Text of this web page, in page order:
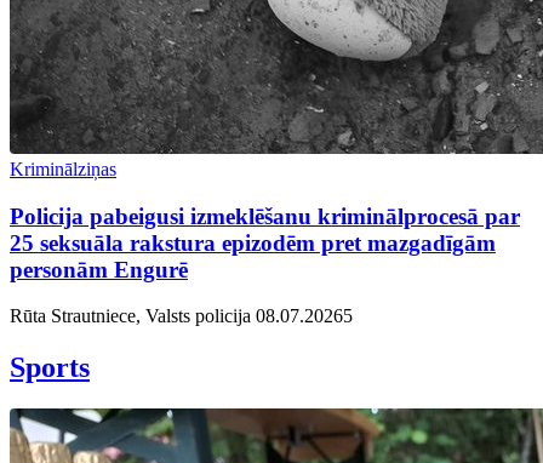
Kriminālziņas
Policija pabeigusi izmeklēšanu kriminālprocesā par
25 seksuāla rakstura epizodēm pret mazgadīgām
personām Engurē
Rūta Strautniece, Valsts policija 08.07.20265
Sports